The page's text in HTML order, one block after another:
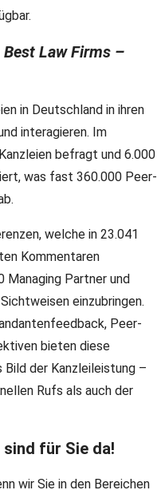
Best Law Firms –
in Deutschland in ihren
interagieren. Im
befragt und 6.000
was fast 360.000 Peer-
welche in 23.041
Kommentaren
Managing Partner und
einzubringen.
Peer-
bieten diese
Bild der Kanzleileistung –
Rufs als auch der
für Sie da!
wir Sie in den Bereichen